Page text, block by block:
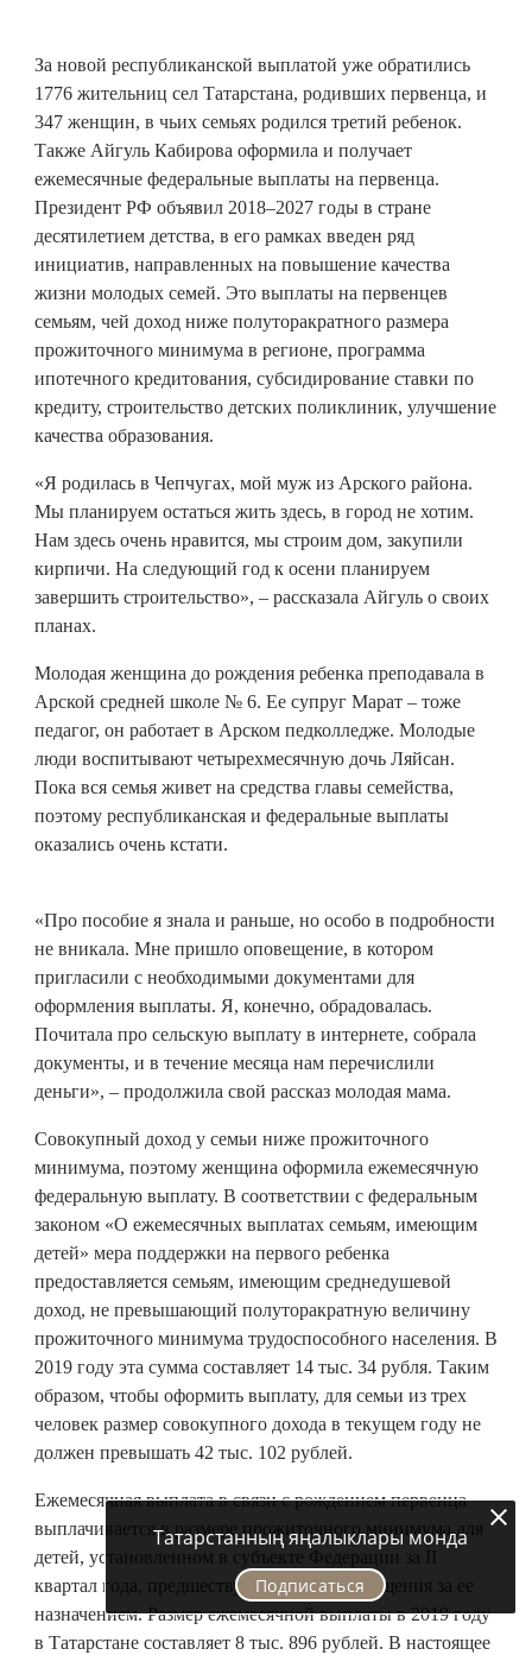
За новой республиканской выплатой уже обратились
1776 жительниц сел Татарстана, родивших первенца, и
347 женщин, в чьих семьях родился третий ребенок.
Также Айгуль Кабирова оформила и получает
ежемесячные федеральные выплаты на первенца.
Президент РФ объявил 2018–2027 годы в стране
десятилетием детства, в его рамках введен ряд
инициатив, направленных на повышение качества
жизни молодых семей. Это выплаты на первенцев
семьям, чей доход ниже полуторакратного размера
прожиточного минимума в регионе, программа
ипотечного кредитования, субсидирование ставки по
кредиту, строительство детских поликлиник, улучшение
качества образования.
«Я родилась в Чепчугах, мой муж из Арского района.
Мы планируем остаться жить здесь, в город не хотим.
Нам здесь очень нравится, мы строим дом, закупили
кирпичи. На следующий год к осени планируем
завершить строительство», – рассказала Айгуль о своих
планах.
Молодая женщина до рождения ребенка преподавала в
Арской средней школе № 6. Ее супруг Марат – тоже
педагог, он работает в Арском педколледже. Молодые
люди воспитывают четырехмесячную дочь Ляйсан.
Пока вся семья живет на средства главы семейства,
поэтому республиканская и федеральные выплаты
оказались очень кстати.
«Про пособие я знала и раньше, но особо в подробности
не вникала. Мне пришло оповещение, в котором
пригласили с необходимыми документами для
оформления выплаты. Я, конечно, обрадовалась.
Почитала про сельскую выплату в интернете, собрала
документы, и в течение месяца нам перечислили
деньги», – продолжила свой рассказ молодая мама.
Совокупный доход у семьи ниже прожиточного
минимума, поэтому женщина оформила ежемесячную
федеральную выплату. В соответствии с федеральным
законом «О ежемесячных выплатах семьям, имеющим
детей» мера поддержки на первого ребенка
предоставляется семьям, имеющим среднедушевой
доход, не превышающий полуторакратную величину
прожиточного минимума трудоспособного населения. В
2019 году эта сумма составляет 14 тыс. 34 рубля. Таким
образом, чтобы оформить выплату, для семьи из трех
человек размер совокупного дохода в текущем году не
должен превышать 42 тыс. 102 рублей.
Ежемесячная выплата в связи с рождением первенца
выплачивается в размере прожиточного минимума для
детей, установленном в субъекте Федерации за II
квартал года, предшествующего году обращения за ее
назначением. Размер ежемесячной выплаты в 2019 году
в Татарстане составляет 8 тыс. 896 рублей. В настоящее
Татарстанның яңалыклары монда
Подписаться